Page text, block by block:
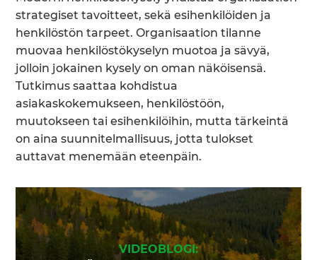
strategiset tavoitteet, sekä esihenkilöiden ja
henkilöstön tarpeet. Organisaation tilanne
muovaa henkilöstökyselyn muotoa ja sävyä,
jolloin jokainen kysely on oman näköisensä.
Tutkimus saattaa kohdistua
asiakaskokemukseen, henkilöstöön,
muutokseen tai esihenkilöihin, mutta tärkeintä
on aina suunnitelmallisuus, jotta tulokset
auttavat menemään eteenpäin.
VIDEOBLOGI: